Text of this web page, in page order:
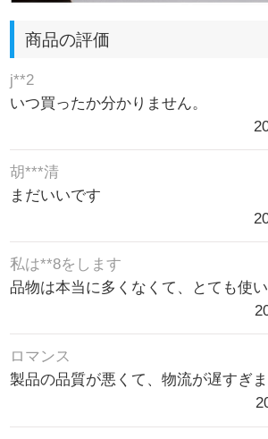
商品の評価
j**2
いつ買ったか分かりません。
胡***清
まだいいです
私は**8をします
品物は本当に多くなくて、とても使い
ロマンス
製品の品質が悪くて、物流が遅すぎま